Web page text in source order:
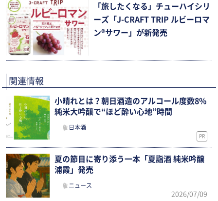
「旅したくなる」チューハイシリ
ーズ「J-CRAFT TRIP ルビーロマ
ン®サワー」が新発売
関連情報
小晴れとは？朝日酒造のアルコール度数8%
純米大吟醸で“ほど酔い心地”時間
日本酒
PR
夏の節目に寄り添う一本「夏詣酒 純米吟醸
浦霞」発売
ニュース
2026/07/09